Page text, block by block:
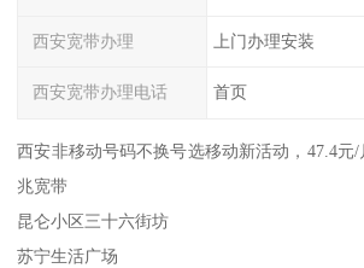
西安宽带办理 上门办理安装
西安宽带办理电话 首页
西安非移动号码不换号选移动新活动，47.4元/
兆宽带
昆仑小区三十六街坊
苏宁生活广场